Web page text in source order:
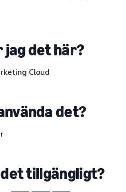
det här?
Cloud
det?
tillgängligt?